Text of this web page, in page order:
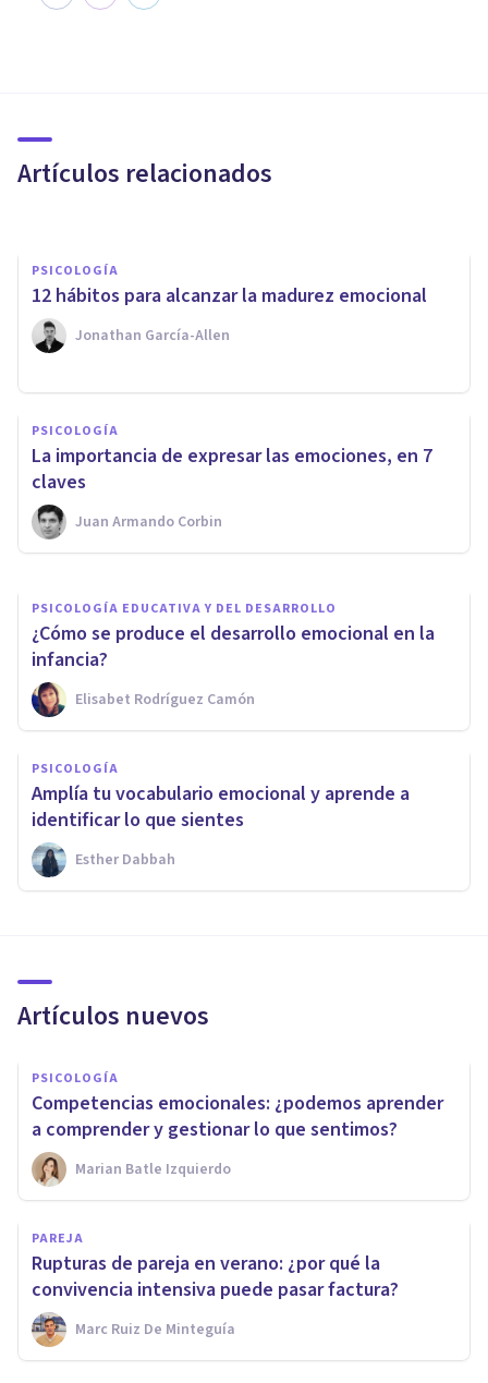
Artículos relacionados
Emocional
PSICOLOGÍA
12 hábitos para alcanzar la madurez emocional
Jonathan García-Allen
PSICOLOGÍA
​La importancia de expresar las emociones, en 7
claves
Juan Armando Corbin
Las "caricias negativas": ¿qué
son?
Jonathan García-Allen
PSICOLOGÍA EDUCATIVA Y DEL DESARROLLO
¿Cómo se produce el desarrollo emocional en la
infancia?
Elisabet Rodríguez Camón
PSICOLOGÍA
Amplía tu vocabulario emocional y aprende a
identificar lo que sientes
Esther Dabbah
Artículos nuevos
PSICOLOGÍA
Competencias emocionales: ¿podemos aprender
a comprender y gestionar lo que sentimos?
Marian Batle Izquierdo
PAREJA
Rupturas de pareja en verano: ¿por qué la
convivencia intensiva puede pasar factura?
Marc Ruiz De Minteguía